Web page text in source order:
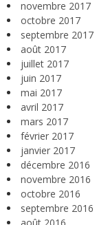
novembre 2017
octobre 2017
septembre 2017
août 2017
juillet 2017
juin 2017
mai 2017
avril 2017
mars 2017
février 2017
janvier 2017
décembre 2016
novembre 2016
octobre 2016
septembre 2016